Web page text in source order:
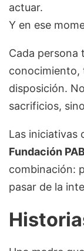
actuar.
Y en ese
Cada persona
conocimiento,
disposición.
sacrificios,
Las iniciativas
Fundación
combinación:
pasar de la